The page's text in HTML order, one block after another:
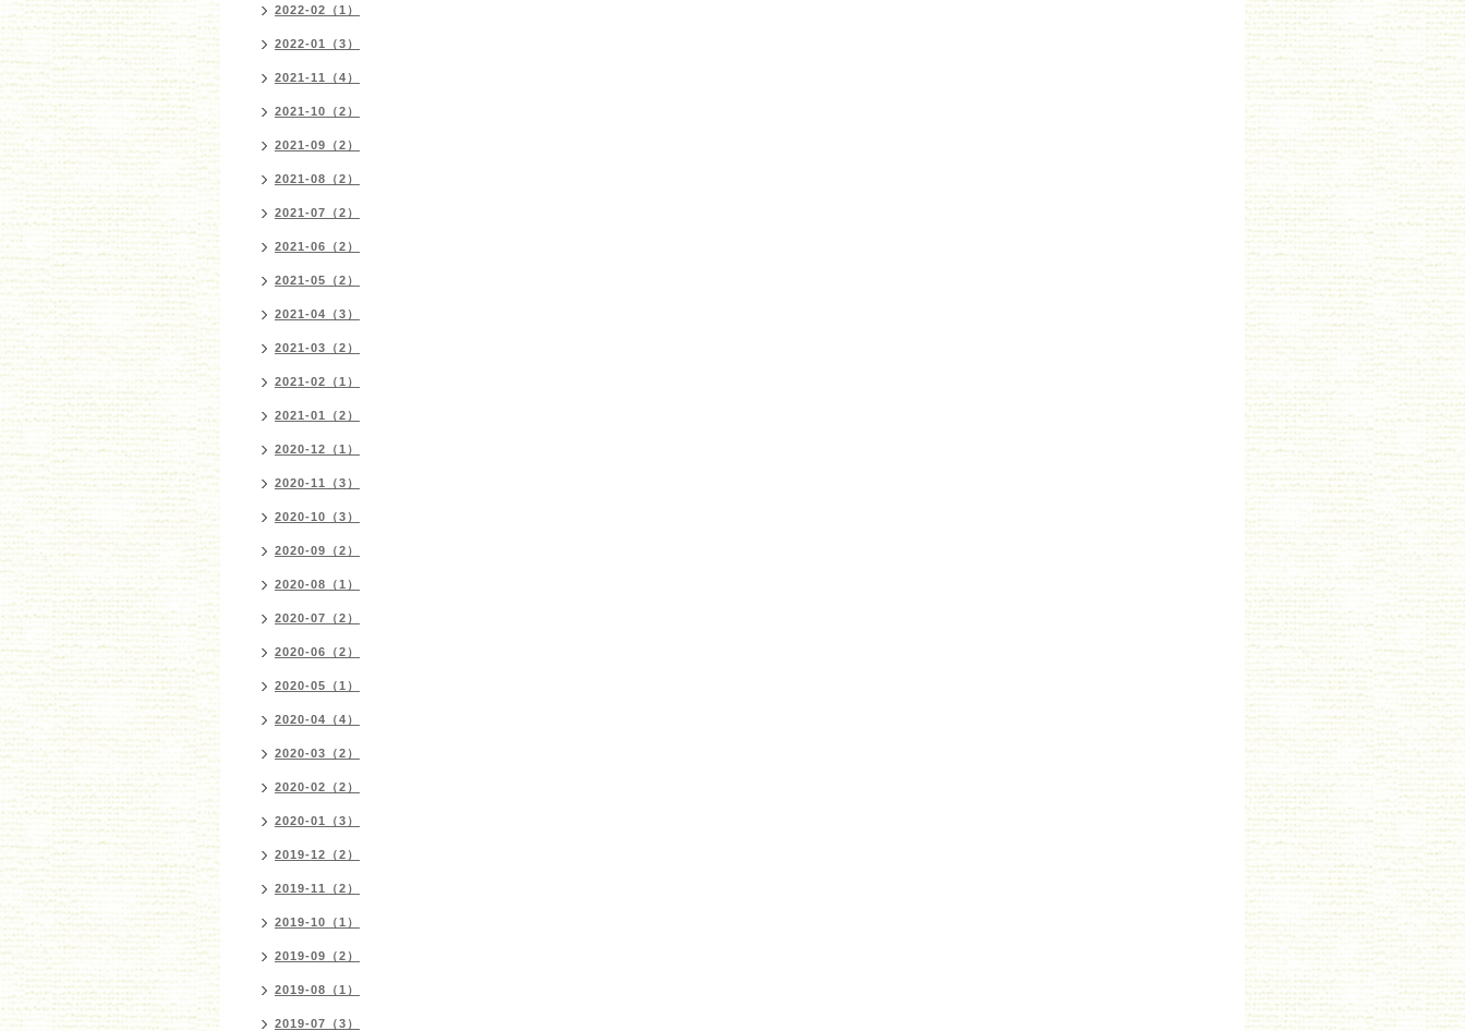
2022-02（1）
2022-01（3）
2021-11（4）
2021-10（2）
2021-09（2）
2021-08（2）
2021-07（2）
2021-06（2）
2021-05（2）
2021-04（3）
2021-03（2）
2021-02（1）
2021-01（2）
2020-12（1）
2020-11（3）
2020-10（3）
2020-09（2）
2020-08（1）
2020-07（2）
2020-06（2）
2020-05（1）
2020-04（4）
2020-03（2）
2020-02（2）
2020-01（3）
2019-12（2）
2019-11（2）
2019-10（1）
2019-09（2）
2019-08（1）
2019-07（3）